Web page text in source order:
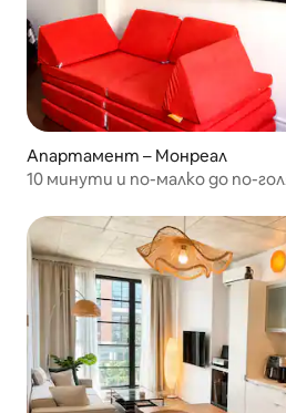
Апартамент – Монреал
10 минути и по-малко до по-